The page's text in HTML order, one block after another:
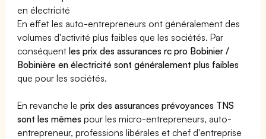
en électricité
En effet les auto-entrepreneurs ont généralement des
volumes d'activité plus faibles que les sociétés. Par
conséquentles prix des assurances rc pro Bobinier /
Bobinière en électricité sont généralement plus faibles
que pour les sociétés.
En revanche leprix des assurances prévoyances TNS
sont les mêmes pour les micro-entrepreneurs, auto-
entrepreneur, professions libérales et chef d'entreprise